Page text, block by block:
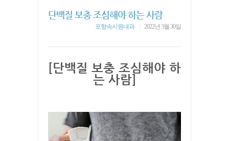
단백질 보충 조심해야 하는 사람
포항속시원내과 2022년 3월 30일
[단백질 보충 조심해야 하
는 사람]